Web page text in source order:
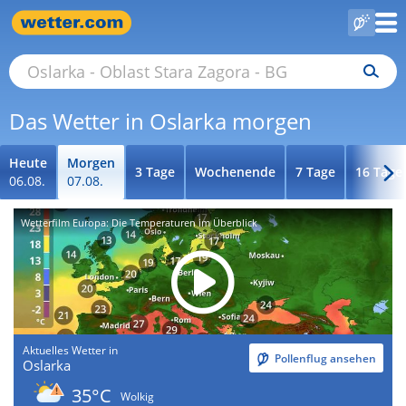
Das Wetter in Oslarka morgen
Heute
06.08.
Morgen
07.08.
3 Tage Wochenende 7 Tage 16 Tage
Wetterfilm Europa: Die Temperaturen im Überblick
Aktuelles Wetter in
Oslarka Pollenflug ansehen
35°C
Wolkig